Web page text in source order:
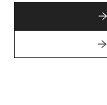
Signé: Oui
Signed Print